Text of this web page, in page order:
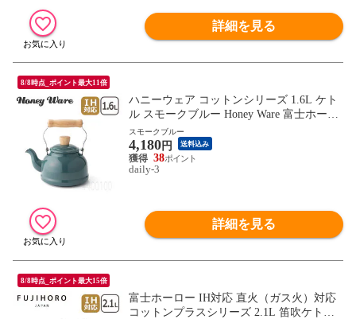
詳細を見る
8/8時点_ポイント最大11倍
ハニーウェア コットンシリーズ 1.6L ケト
ル スモークブルー Honey Ware 富士ホーロ
ー IH対応 直火（ガス火）対応 【北海道・
沖縄は990円加算】how077-15
スモークブルー
4,180円 送料込み
38
daily-3
詳細を見る
8/8時点_ポイント最大15倍
富士ホーロー IH対応 直火（ガス火）対応
コットンプラスシリーズ 2.1L 笛吹ケトル